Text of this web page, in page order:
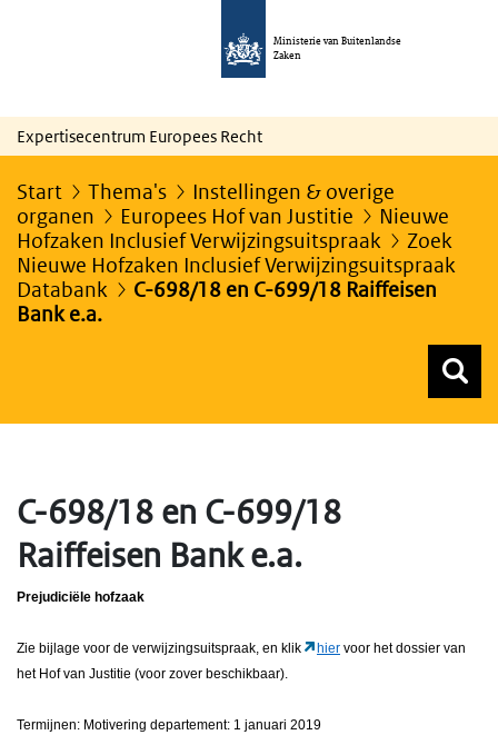
Ministerie van Buitenlandse
Zaken
Expertisecentrum Europees Recht
Start Thema's
Instellingen & overige
organen
Europees Hof van Justitie
Nieuwe
Hofzaken Inclusief Verwijzingsuitspraak
Zoek
Nieuwe Hofzaken Inclusief Verwijzingsuitspraak
Databank
C-698/18 en C-699/18 Raiffeisen
Bank e.a.
C-698/18 en C-699/18
Raiffeisen Bank e.a.
Prejudiciële hofzaak
Zie bijlage voor de verwijzingsuitspraak, en klik hier voor het dossier van
het Hof van Justitie (voor zover beschikbaar).
Termijnen: Motivering departement: 1 januari 2019